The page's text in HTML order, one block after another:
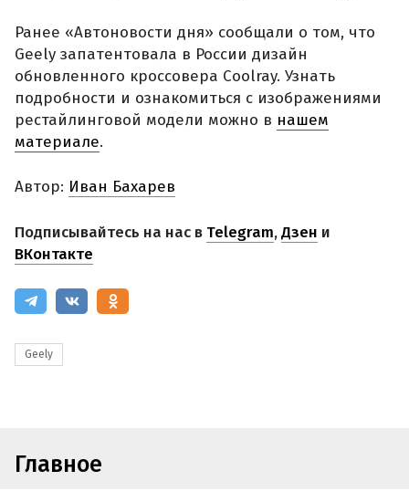
Ранее «Автоновости дня» сообщали о том, что
Geely запатентовала в России дизайн
обновленного кроссовера Coolray. Узнать
подробности и ознакомиться с изображениями
рестайлинговой модели можно в нашем
материале.
Автор: Иван Бахарев
Подписывайтесь на нас в Telegram,Дзен и
ВКонтакте
Geely
Главное